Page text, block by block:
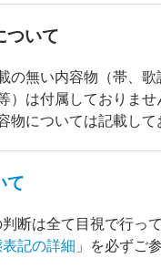
ついて
の無い内容物（帯、歌
）は付属しておりませ
物については記載して
て
断は全て目視で行って
記の詳細 」を必ずご